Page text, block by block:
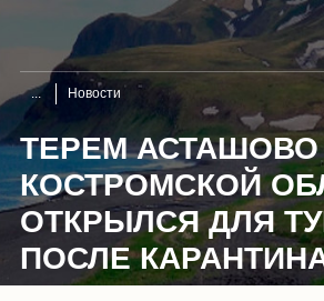
Новости
ТЕРЕМ АСТАШОВО
КОСТРОМСКОЙ
ОТКРЫЛСЯ ДЛЯ
ПОСЛЕ